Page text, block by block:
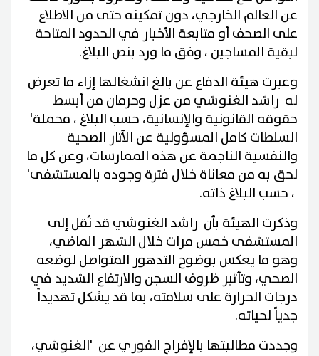
عن العالم الخارجي، دون تمكينه حتى من الاطلاع
على الصحف أو متابعة الأخبار في الحدود المتاحة
لبقية المساجين ، وفق ما ورد بنص البلاغ.
وعبرت هيئة الدفاع عن بالغ انشغالها إزاء ما تعرض
له راشد الغنوشي من عزل وحرمان من أبسط
حقوقه القانونية والإنسانية، حسب البلاغ ، محملة'
السلطات كامل المسؤولية عن الآثار الصحية
والنفسية الناجمة عن هذه الممارسات، وعن كل ما
لحق به من معاناة خلال فترة وجوده بالمستشفى'
، حسب البلاغ ذاته.
وذكرت الهيئة بأن راشد الغنوشي قد نُقل إلى
المستشفى خمس مرات خلال الشهر الماضي،
وهو ما يعكس بوضوح التدهور المتواصل لوضعه
الصحي، وتأثير ظروف السجن والارتفاع الشديد في
درجات الحرارة على سلامته، بما قد يشكل تهديداً
جدياً لحياته.
وجددت مطالبتها بالإفراج الفوري عن 'الغنوشي،